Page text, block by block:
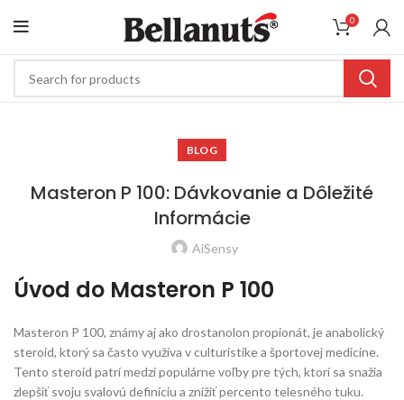
0
BLOG
Masteron P 100: Dávkovanie a Dôležité
Informácie
AiSensy
Úvod do Masteron P 100
Masteron P 100, známy aj ako drostanolon propionát, je anabolický
steroid, ktorý sa často využíva v culturistike a športovej medicíne.
Tento steroid patrí medzi populárne voľby pre tých, ktorí sa snažia
zlepšiť svoju svalovú definíciu a znížiť percento telesného tuku.